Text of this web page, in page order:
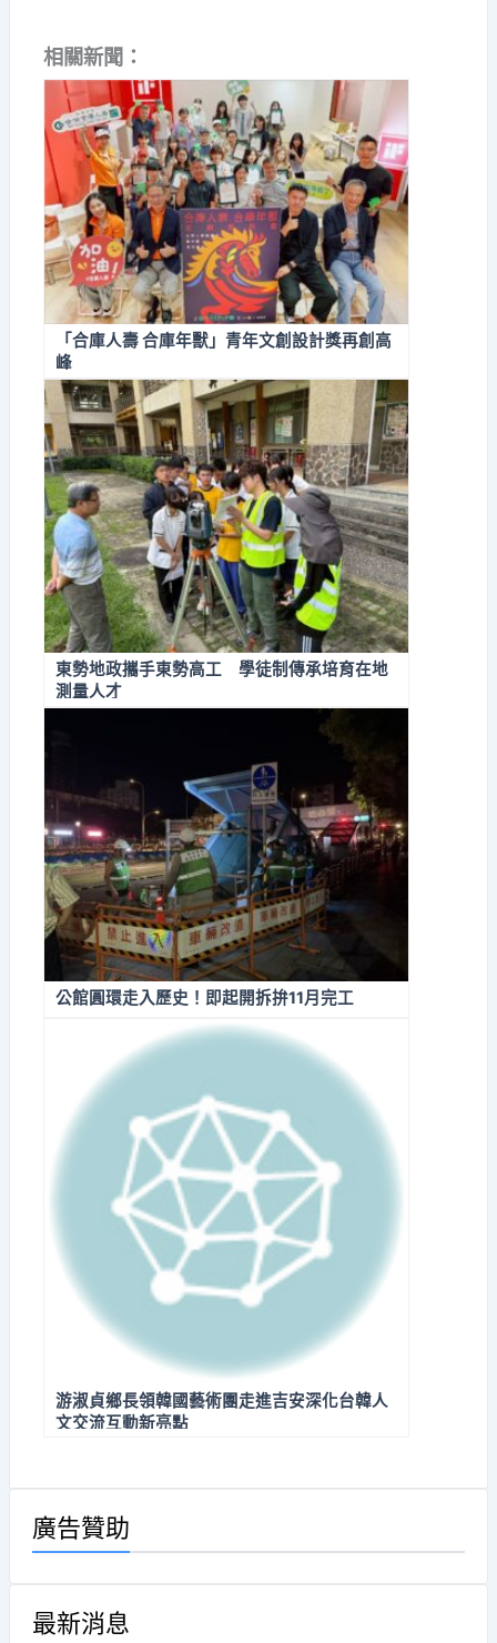
相關新聞：
「合庫人壽 合庫年獸」青年文創設計獎再創高
峰
東勢地政攜手東勢高工 學徒制傳承培育在地
測量人才
公館圓環走入歷史！即起開拆拚11月完工
游淑貞鄉長領韓國藝術團走進吉安深化台韓人
文交流互動新亮點
廣告贊助
最新消息